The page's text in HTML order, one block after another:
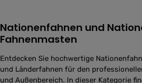
Nationenfahnen und
Fahnenmasten
Entdecken Sie hochwertige
und Länderfahnen für den
und Außenbereich. In dieser Kategorie